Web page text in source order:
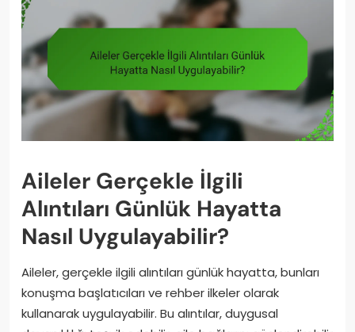
Aileler Gerçekle İlgili
Alıntıları Günlük Hayatta
Nasıl Uygulayabilir?
Aileler, gerçekle ilgili alıntıları günlük hayatta, bunları
konuşma başlatıcıları ve rehber ilkeler olarak
kullanarak uygulayabilir. Bu alıntılar, duygusal